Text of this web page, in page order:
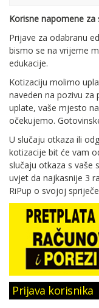
Korisne napomene za
Prijave za odabranu
bismo se na vrijeme
edukacije.
Kotizaciju molimo
naveden na pozivu za
uplate, vaše mjesto
očekujemo.
U slučaju otkaza ili
kotizacije bit će vam
slučaju otkaza s vaše
uvjet da najkasnije 3
RiPup o svojoj
Prijava korisnika